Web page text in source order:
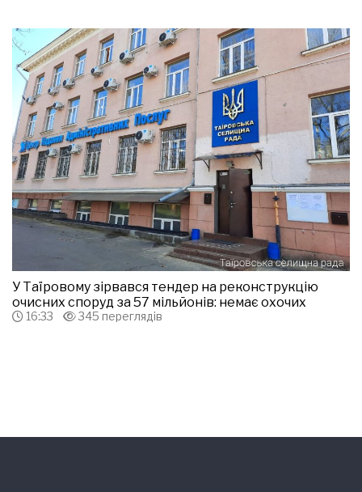
У Таїровому зірвався тендер на реконструкцію
очисних споруд за 57 мільйонів: немає охочих
16:33 345 переглядів